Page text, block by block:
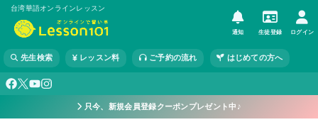
台湾華語オンラインレッスン
先生検索 レッスン料 ご予約の流れ はじめての方へ
通知 生徒登録 ログイン
只今、新規会員登録クーポンプレゼント中♪